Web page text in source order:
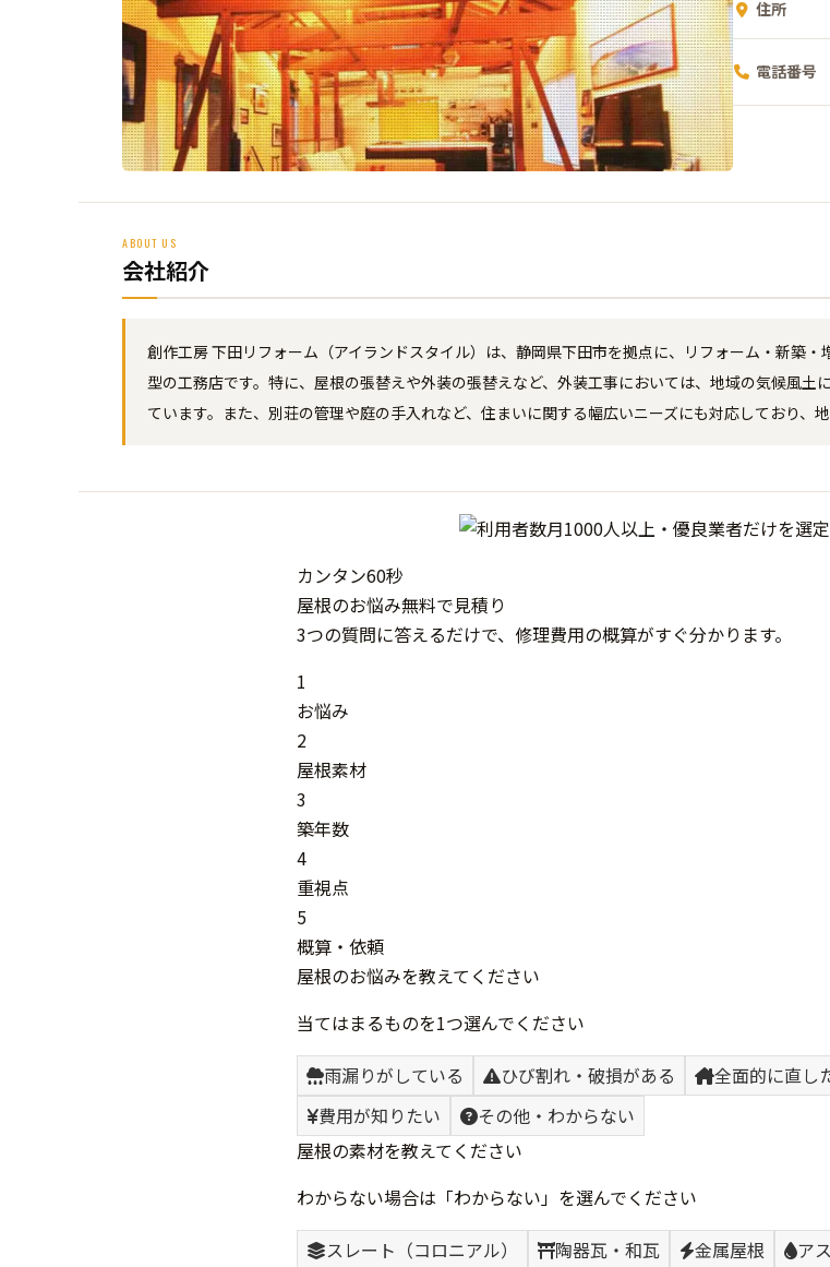
住所
電話番号
ABOUT US
会社紹介
創作工房 下田リフォーム（アイランドスタイル）は、静岡県下田市を拠点に、リフォーム・新築
型の工務店です。特に、屋根の張替えや外装の張替えなど、外装工事においては、地域の気候風
ています。また、別荘の管理や庭の手入れなど、住まいに関する幅広いニーズにも対応しており、
カンタン60秒
屋根のお悩み無料で見積り
3つの質問に答えるだけで、修理費用の概算がすぐ分かります。
1
お悩み
2
屋根素材
3
築年数
4
重視点
5
概算・依頼
屋根のお悩みを教えてください
当てはまるものを1つ選んでください
雨漏りがしている
ひび割れ・破損がある 全面的に直し
費用が知りたい
その他・わからない
屋根の素材を教えてください
わからない場合は「わからない」を選んでください
スレート（コロニアル）
陶器瓦・和瓦 金属屋根 ア